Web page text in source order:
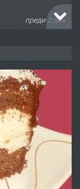
преди 3 дни
преди 3 дни
наем в кв.
близо до
преди 3 дни